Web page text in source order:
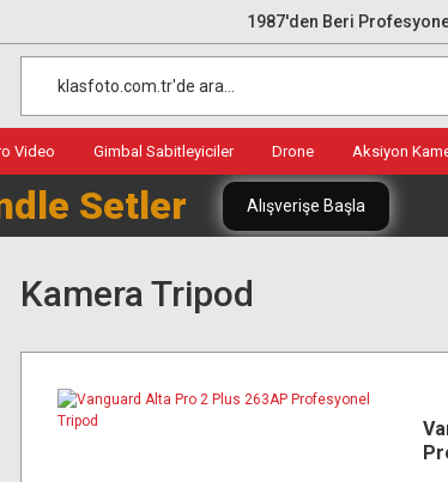
1987'den Beri
Video Gimbal Sabitleyiciler Drone Aksiyon
Setler Alışverişe Başla
Kamera Tripod